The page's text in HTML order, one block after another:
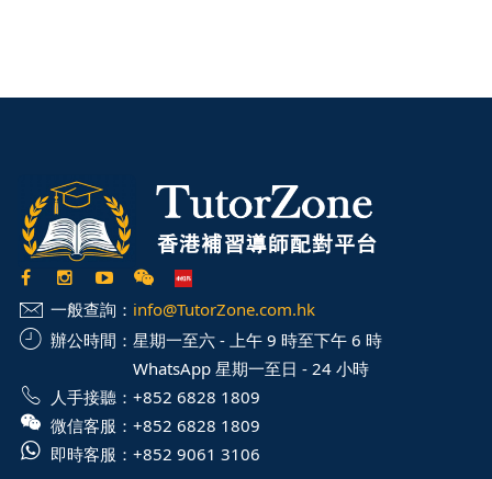
一般查詢： info@TutorZone.com.hk
辦公時間： 星期一至六 - 上午 9 時至下午 6 時
WhatsApp 星期一至日 - 24 小時
人手接聽： +852 6828 1809
微信客服： +852 6828 1809
即時客服： +852 9061 3106